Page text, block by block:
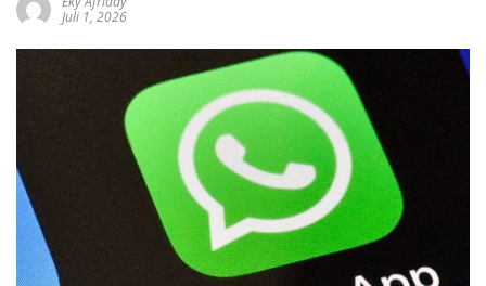
sumbar
Juli 1, 2026